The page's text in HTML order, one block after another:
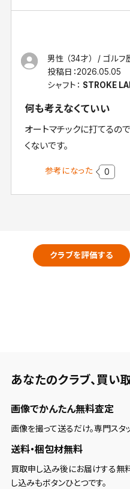
男性 （34才） ゴルフ
投稿日：2026.05.05
シャフト： STROKE
何も考えなくていい
オートマチックに打てるの
くないです。
参考になった 0
クラブを評価する
あなたのクラブ、 買い
画像でかんたん無料査定
画像を撮って送るだけ。専門スタ
送料・梱包材無料
買取申し込み後にお届けする無
し込みもボタンひとつです。